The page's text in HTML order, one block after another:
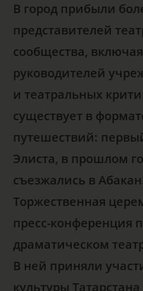
В город прибыли
представителей
сообщества,
руководителей
и театральных
существует в
путешествий:
Элиста, в прошлом
съезжались в
Торжественная
пресс-конференция
драматическом
В ней приняли
культуры